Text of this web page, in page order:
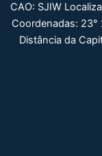
CAO: SJIW
Coordenadas: 23°
Distância da